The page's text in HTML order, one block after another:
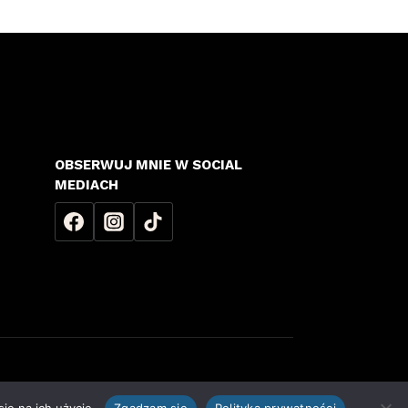
OBSERWUJ MNIE W SOCIAL
MEDIACH